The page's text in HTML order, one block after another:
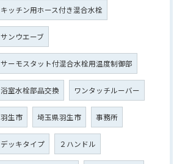
キッチン用ホース付き混合水栓
サンウエーブ
サーモスタット付混合水栓用温度制御部
浴室水栓部品交換 ワンタッチルーバー
羽生市 埼玉県羽生市 事務所
デッキタイプ ２ハンドル